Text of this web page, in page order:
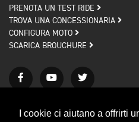
I cookie ci aiutano a offrirti
PRENOTA UN TEST RIDE
TROVA UNA CONCESSIONARIA
CONFIGURA MOTO
SCARICA BROUCHURE